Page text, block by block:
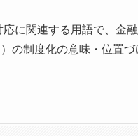
に関連する用語で、金
の制度化の意味・位置